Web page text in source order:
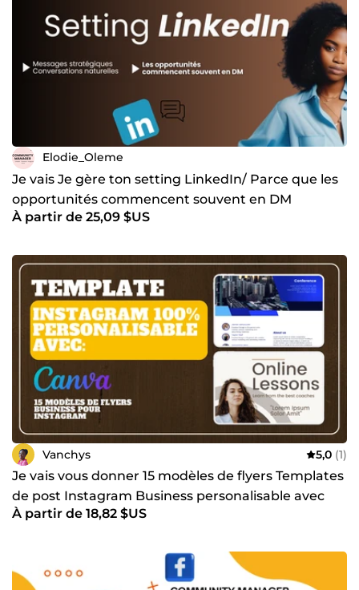
Elodie_Oleme
Je vais Je gère ton setting LinkedIn/ Parce que les
opportunités commencent souvent en DM
À partir de 25,09 $US
Vanchys 5,0 (1)
Je vais vous donner 15 modèles de flyers Templates
de post Instagram Business personalisable avec
Canva
À partir de 18,82 $US